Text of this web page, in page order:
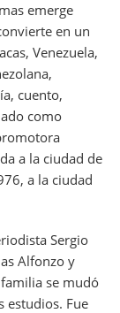
emerge
en un
Venezuela,
cuento,
como
a la ciudad de
a la ciudad
Sergio
Alfonzo y
se mudó
estudios. Fue